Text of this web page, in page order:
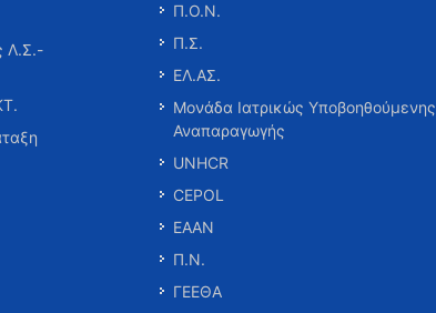
Λ.Σ.-
Π.Ο.Ν.
Π.Σ.
ΕΛ.ΑΣ.
Μονάδα Ιατρικώς Υποβοηθούμενης
Αναπαραγωγής
UNHCR
CEPOL
ΕΑΑΝ
Π.Ν.
ΓΕΕΘΑ